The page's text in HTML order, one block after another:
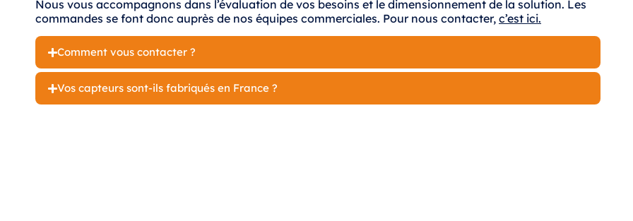
Nous vous accompagnons dans l’évaluation de vos besoins et le dimensionnement de la solution. Les
commandes se font donc auprès de nos équipes commerciales. Pour nous contacter, c’est ici.
Comment vous contacter ?
Vos capteurs sont-ils fabriqués en France ?